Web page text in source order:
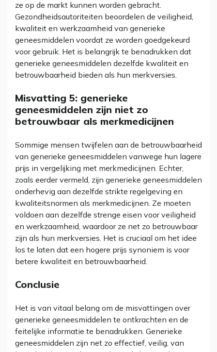
ze op de markt kunnen worden gebracht.
Gezondheidsautoriteiten beoordelen de veiligheid,
kwaliteit en werkzaamheid van generieke
geneesmiddelen voordat ze worden goedgekeurd
voor gebruik. Het is belangrijk te benadrukken dat
generieke geneesmiddelen dezelfde kwaliteit en
betrouwbaarheid bieden als hun merkversies.
Misvatting 5: generieke
geneesmiddelen zijn niet zo
betrouwbaar als merkmedicijnen
Sommige mensen twijfelen aan de betrouwbaarheid
van generieke geneesmiddelen vanwege hun lagere
prijs in vergelijking met merkmedicijnen. Echter,
zoals eerder vermeld, zijn generieke geneesmiddelen
onderhevig aan dezelfde strikte regelgeving en
kwaliteitsnormen als merkmedicijnen. Ze moeten
voldoen aan dezelfde strenge eisen voor veiligheid
en werkzaamheid, waardoor ze net zo betrouwbaar
zijn als hun merkversies. Het is cruciaal om het idee
los te laten dat een hogere prijs synoniem is voor
betere kwaliteit en betrouwbaarheid.
Conclusie
Het is van vitaal belang om de misvattingen over
generieke geneesmiddelen te ontkrachten en de
feitelijke informatie te benadrukken. Generieke
geneesmiddelen zijn net zo effectief, veilig, van